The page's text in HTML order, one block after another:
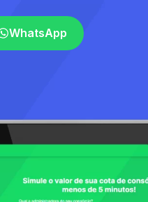
WhatsApp